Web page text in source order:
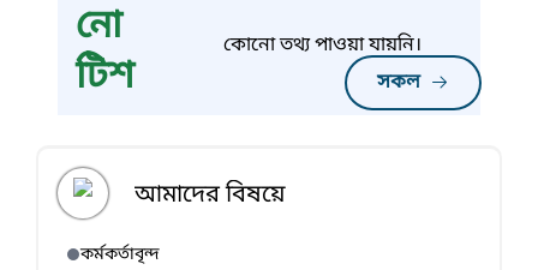
নো
টিশ
সকল
কোনো তথ্য পাওয়া যায়নি।
আমাদের বিষয়ে
কর্মকর্তাবৃন্দ